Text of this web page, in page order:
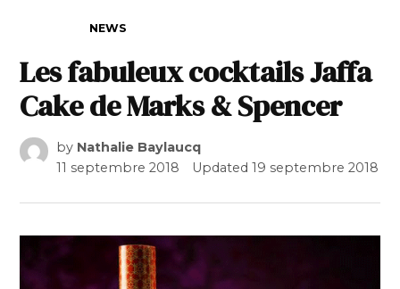
NEWS
Les fabuleux cocktails Jaffa
Cake de Marks & Spencer
by Nathalie Baylaucq
11 septembre 2018
Updated19 septembre 2018